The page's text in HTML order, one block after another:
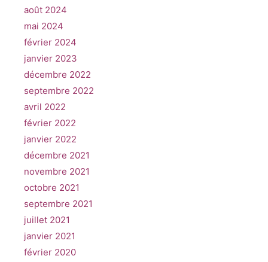
août 2024
mai 2024
février 2024
janvier 2023
décembre 2022
septembre 2022
avril 2022
février 2022
janvier 2022
décembre 2021
novembre 2021
octobre 2021
septembre 2021
juillet 2021
janvier 2021
février 2020